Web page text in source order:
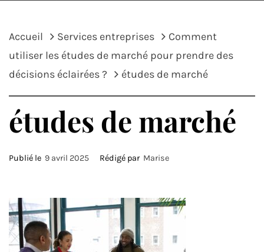
Accueil Services entreprises
Comment
utiliser les études de marché pour prendre des
décisions éclairées ?
études de marché
études de marché
Publié le 9 avril 2025 Rédigé par Marise